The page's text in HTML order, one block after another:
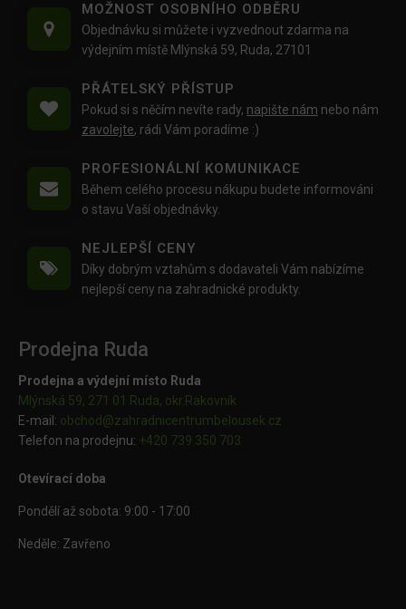
MOŽNOST OSOBNÍHO ODBĚRU
Objednávku si můžete i vyzvednout zdarma na
výdejním místě Mlýnská 59, Ruda, 27101
PŘÁTELSKÝ PŘÍSTUP
Pokud si s něčím nevíte rady, napište nám nebo nám
zavolejte, rádi Vám poradíme :)
PROFESIONÁLNÍ KOMUNIKACE
Během celého procesu nákupu budete informováni
o stavu Vaší objednávky.
NEJLEPŠÍ CENY
Díky dobrým vztahům s dodavateli Vám nabízíme
nejlepší ceny na zahradnické produkty.
Prodejna Ruda
Prodejna a výdejní místo Ruda
Mlýnská 59, 271 01 Ruda, okr.Rakovník
E-mail: obchod@zahradnicentrumbelousek.cz
Telefon na prodejnu: +420 739 350 703
Otevírací doba
Pondělí až sobota: 9:00 - 17:00
Neděle: Zavřeno